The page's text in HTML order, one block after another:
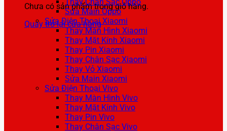
Chưa có sản phẩm trong giỏ hàng.
Quay trở lại cửa hàng
Sửa Main Oppo
Sửa Điện Thoại Xiaomi
Thay Màn Hình Xiaomi
Thay Mặt Kính Xiaomi
Thay Pin Xiaomi
Thay Chân Sạc Xiaomi
Thay Vỏ Xiaomi
Sửa Main Xiaomi
Sửa Điện Thoại Vivo
Thay Màn Hình Vivo
Thay Mặt Kính Vivo
Thay Pin Vivo
Thay Chân Sạc Vivo